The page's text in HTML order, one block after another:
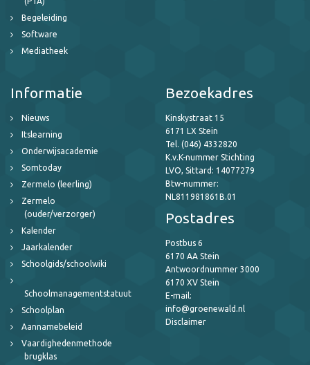
Begeleiding
Software
Mediatheek
Informatie
Nieuws
Itslearning
Onderwijsacademie
Somtoday
Zermelo (leerling)
Zermelo
(ouder/verzorger)
Kalender
Jaarkalender
Schoolgids/schoolwiki
Schoolmanagementstatuut
Schoolplan
Aannamebeleid
Vaardighedenmethode
brugklas
Bezoekadres
Kinskystraat 15
6171 LX Stein
Tel. (046) 4332820
K.v.K-nummer Stichting
LVO, Sittard: 14077279
Btw-nummer:
NL811981861B.01
Postadres
Postbus 6
6170 AA Stein
Antwoordnummer 3000
6170 XV Stein
E-mail:
info@groenewald.nl
Disclaimer